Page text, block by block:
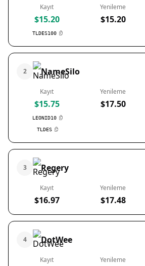
Kayıt
$15.20
TLDES100
Yenileme
$15.20
2 NameSilo
Kayıt
$15.75
LEONID10
TLDES
Yenileme
$17.50
3 Regery
Kayıt
$16.97
Yenileme
$17.48
4 DotWee
Kayıt Yenileme